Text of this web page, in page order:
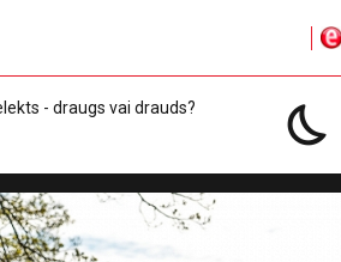
- draugs vai drauds?